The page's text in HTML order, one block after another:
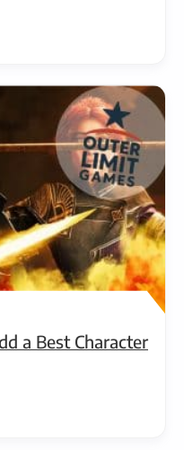
a Best Character